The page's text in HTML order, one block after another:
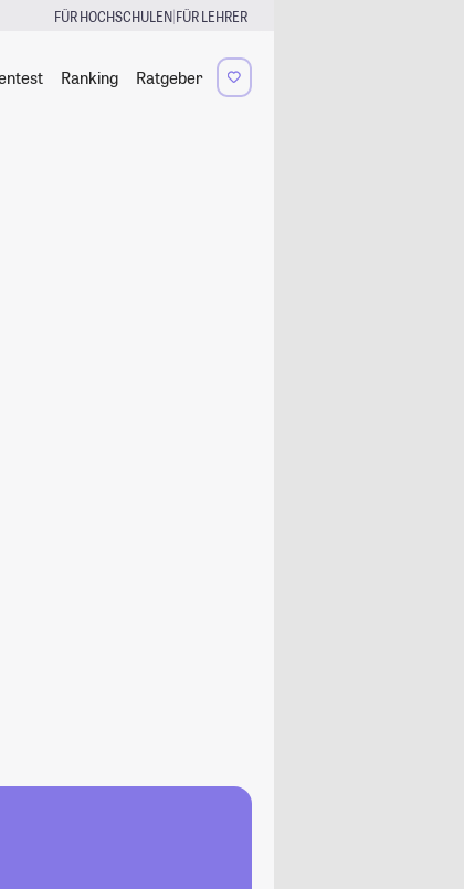
FÜR HOCHSCHULEN|FÜR LEHRER
Ranking Ratgeber